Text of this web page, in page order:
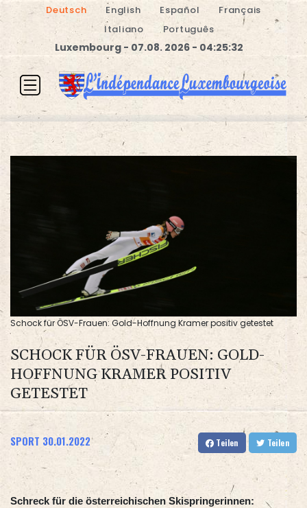
Deutsch English Español
Français
Italiano
Português
Luxembourg - 07.08. 2026 - 04:25:32
Schock für ÖSV-Frauen: Gold-Hoffnung Kramer positiv getestet
SCHOCK FÜR ÖSV-FRAUEN: GOLD-
HOFFNUNG KRAMER POSITIV
GETESTET
SPORT 30.01.2022 Teilen Teilen
Schreck für die österreichischen Skispringerinnen: